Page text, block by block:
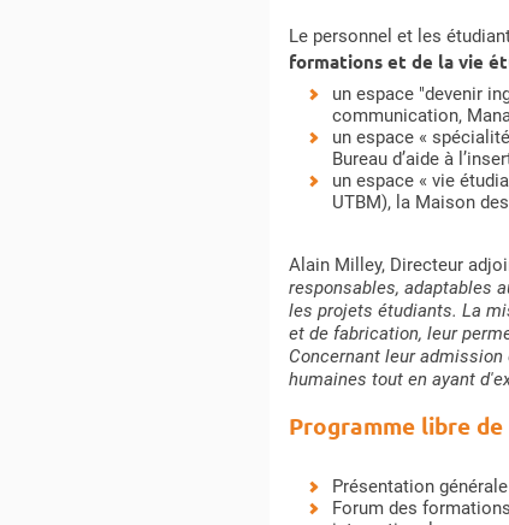
Le personnel et les
formations et de la vie
un espace "devenir
communication,
un espace «
Bureau d’aide à
un espace « vie
UTBM), la Maison
Alain Milley, Directeur
responsables, adaptables
les projets étudiants. La
et de fabrication, leur
Concernant leur
humaines tout en ayant
Programme libre
Présentation
Forum des